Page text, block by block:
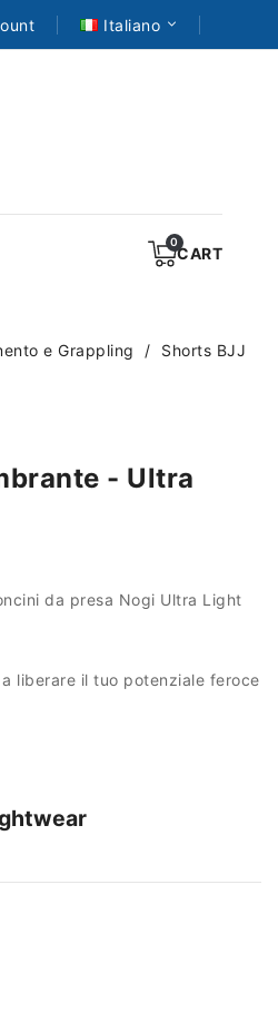
Italiano
CART
e Grappling
Shorts BJJ
- Ultra
da presa Nogi Ultra Light
liberare il tuo potenziale feroce